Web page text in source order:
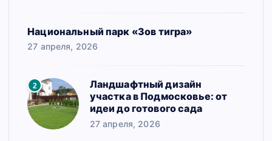
Национальный парк «Зов тигра»
27 апреля, 2026
2
Ландшафтный дизайн
участка в Подмосковье: от
идеи до готового сада
27 апреля, 2026